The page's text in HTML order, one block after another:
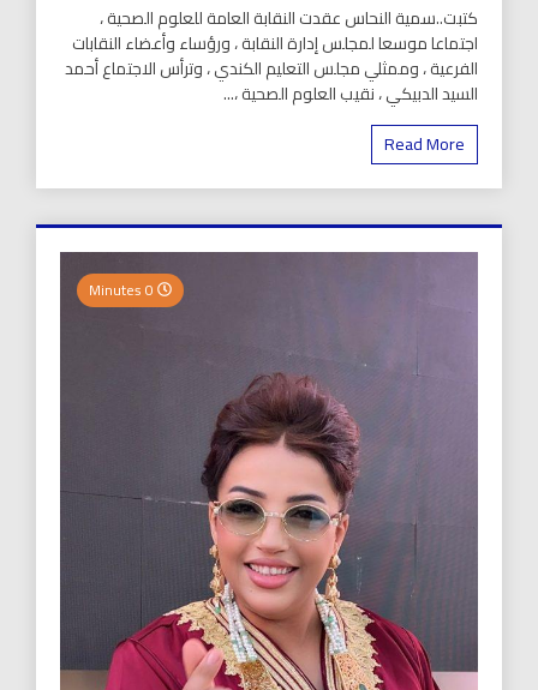
كتبت..سمية النحاس عقدت النقابة العامة للعلوم الصحية ،
اجتماعا موسعا لمجلس إدارة النقابة ، ورؤساء وأعضاء النقابات
الفرعية ، وممثلي مجلس التعليم الكندي ، وترأس الاجتماع أحمد
السيد الدبيكي ، نقيب العلوم الصحية ،...
Read More